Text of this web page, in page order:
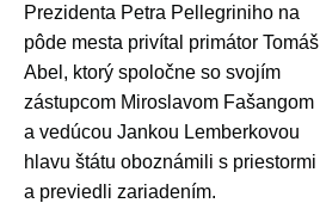
Prezidenta Petra Pellegriniho na
pôde mesta privítal primátor Tomáš
Abel, ktorý spoločne so svojím
zástupcom Miroslavom Fašangom
a vedúcou Jankou Lemberkovou
hlavu štátu oboznámili s priestormi
a previedli zariadením.